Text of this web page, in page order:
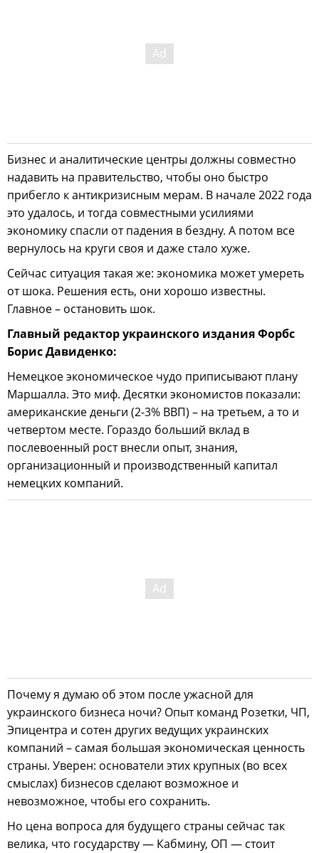
Бизнес и аналитические центры должны совместно
надавить на правительство, чтобы оно быстро
прибегло к антикризисным мерам. В начале 2022 года
это удалось, и тогда совместными усилиями
экономику спасли от падения в бездну. А потом все
вернулось на круги своя и даже стало хуже.
Сейчас ситуация такая же: экономика может умереть
от шока. Решения есть, они хорошо известны.
Главное – остановить шок.
Главный редактор украинского издания Форбс
Борис Давиденко:
Немецкое экономическое чудо приписывают плану
Маршалла. Это миф. Десятки экономистов показали:
американские деньги (2-3% ВВП) – на третьем, а то и
четвертом месте. Гораздо больший вклад в
послевоенный рост внесли опыт, знания,
организационный и производственный капитал
немецких компаний.
Почему я думаю об этом после ужасной для
украинского бизнеса ночи? Опыт команд Розетки, ЧП,
Эпицентра и сотен других ведущих украинских
компаний – самая большая экономическая ценность
страны. Уверен: основатели этих крупных (во всех
смыслах) бизнесов сделают возможное и
невозможное, чтобы его сохранить.
Но цена вопроса для будущего страны сейчас так
велика, что государству — Кабмину, ОП — стоит